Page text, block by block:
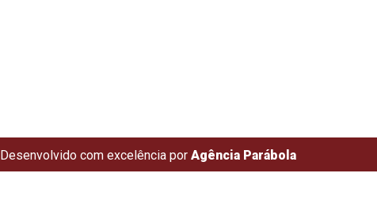
Desenvolvido com excelência por Agência Parábola